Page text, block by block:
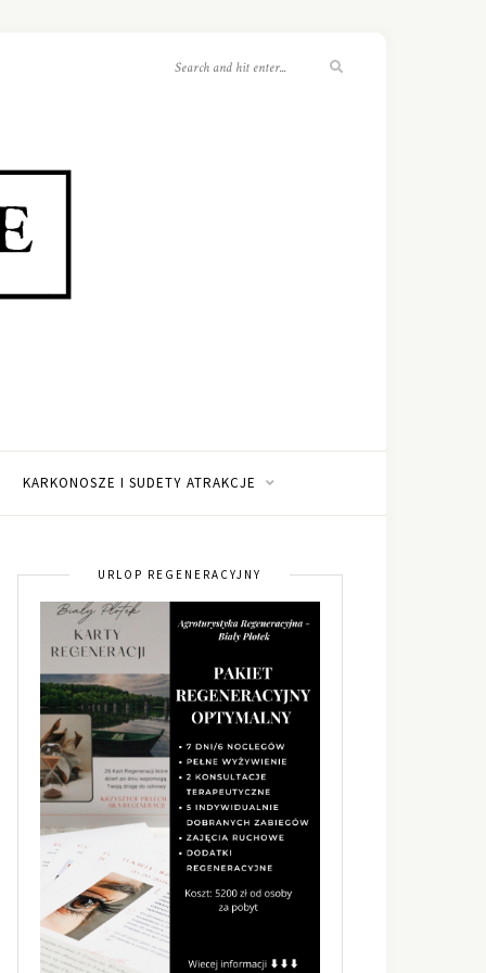
KARKONOSZE I SUDETY ATRAKCJE
URLOP REGENERACYJNY